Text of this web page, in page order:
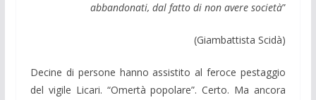
abbandonati,dal fatto di non avere società”
(Giambattista Scidà)
Decine di persone hanno assistito al feroce pestaggio
del vigile Licari. “Omertà popolare”. Certo. Ma ancora